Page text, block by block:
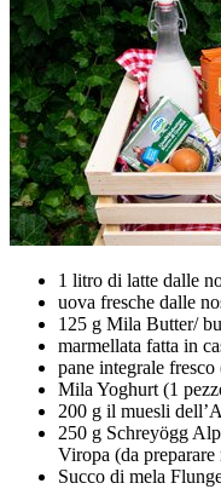
1 litro di latte dalle
uova fresche dalle
125 g Mila Butter/
marmellata fatta in
pane integrale fresco
Mila Yoghurt (1
200 g il muesli
250 g Schreyögg
Viropa (da preparare
Succo di mela